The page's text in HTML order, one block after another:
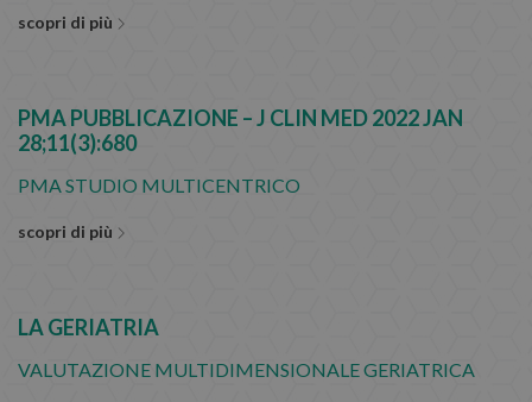
scopri di più
PMA PUBBLICAZIONE – J CLIN MED 2022 JAN
28;11(3):680
PMA STUDIO MULTICENTRICO
scopri di più
LA GERIATRIA
VALUTAZIONE MULTIDIMENSIONALE GERIATRICA